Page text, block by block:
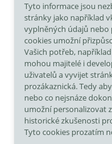
Tyto informace jsou
stránky jako například
vyplněných údajů nebo
cookies umožní
Vašich potřeb,
mohou majitelé i
uživatelů a vyvijet
prozákaznická. Tedy
nebo co nejsnáze
umožní personalizovat
historické zkušenosti
Tyto cookies prozatím